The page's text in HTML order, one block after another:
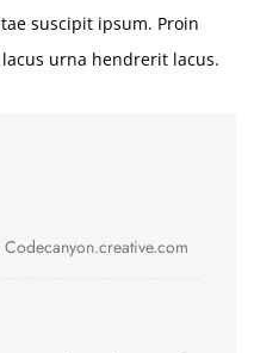
suscipit ipsum. Proin
urna hendrerit lacus.